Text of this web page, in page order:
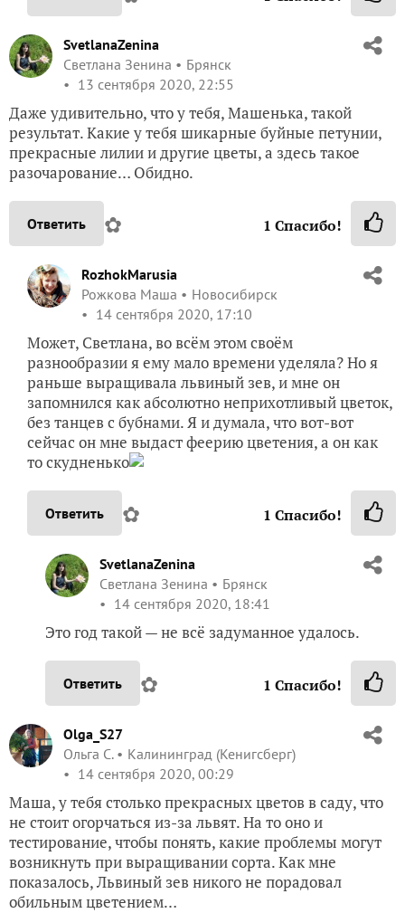
SvetlanaZenina
Светлана Зенина
Брянск
13 сентября 2020, 22:55
Даже удивительно, что у тебя, Машенька, такой
результат. Какие у тебя шикарные буйные петунии,
прекрасные лилии и другие цветы, а здесь такое
разочарование… Обидно.
Ответить ✿ 1 Спасибо!
RozhokMarusia
Рожкова Маша
Новосибирск
14 сентября 2020, 17:10
Может, Светлана, во всём этом своём
разнообразии я ему мало времени уделяла? Но я
раньше выращивала львиный зев, и мне он
запомнился как абсолютно неприхотливый цветок,
без танцев с бубнами. Я и думала, что вот-вот
сейчас он мне выдаст феерию цветения, а он как
то скудненько
Ответить ✿ 1 Спасибо!
SvetlanaZenina
Светлана Зенина
Брянск
14 сентября 2020, 18:41
Это год такой — не всё задуманное удалось.
Ответить ✿ 1 Спасибо!
Olga_S27
Ольга С.
Калининград (Кенигсберг)
14 сентября 2020, 00:29
Маша, у тебя столько прекрасных цветов в саду, что
не стоит огорчаться из-за львят. На то оно и
тестирование, чтобы понять, какие проблемы могут
возникнуть при выращивании сорта. Как мне
показалось, Львиный зев никого не порадовал
обильным цветением…